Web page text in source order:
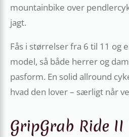
mountainbike over
jagt.
Fås i størrelser fra 6 til 11 og
model, så både herrer og
pasform. En solid allround
hvad den lover – særligt når
GripGrab Ride